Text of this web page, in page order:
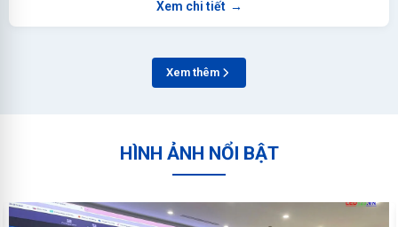
Xem chi tiết →
Xem thêm
HÌNH ẢNH NỔI BẬT